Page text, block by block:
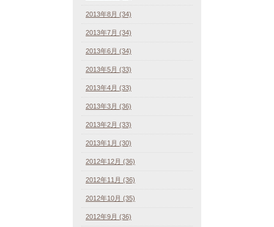
2013年8月 (34)
2013年7月 (34)
2013年6月 (34)
2013年5月 (33)
2013年4月 (33)
2013年3月 (36)
2013年2月 (33)
2013年1月 (30)
2012年12月 (36)
2012年11月 (36)
2012年10月 (35)
2012年9月 (36)